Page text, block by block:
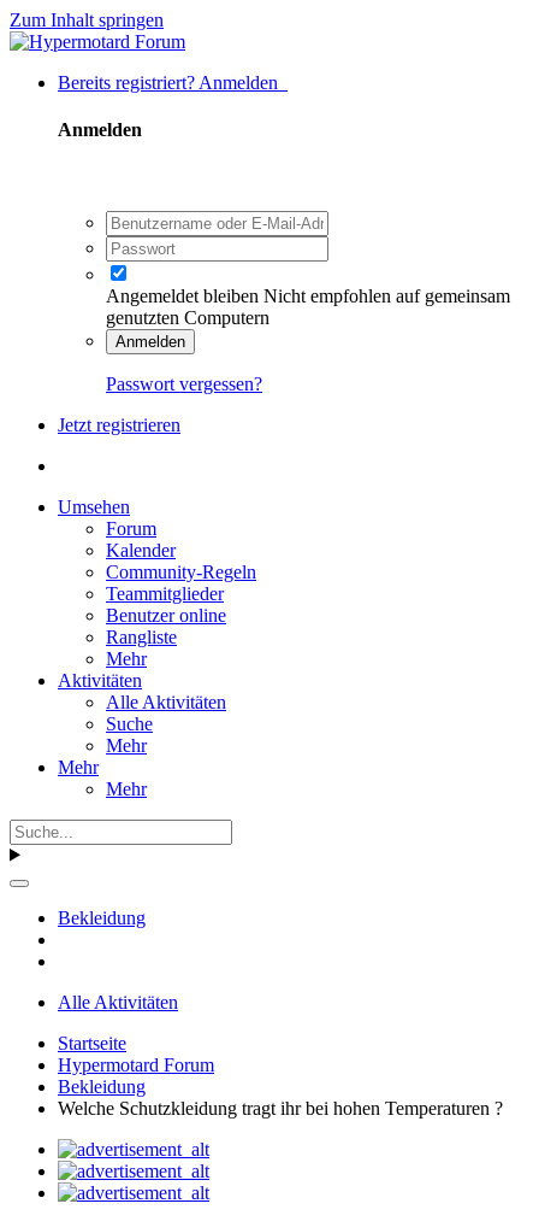
Zum Inhalt springen
Bereits registriert? Anmelden
Anmelden
Angemeldet bleiben Nicht empfohlen auf gemeinsam
genutzten Computern
Anmelden
Passwort vergessen?
Jetzt registrieren
Umsehen
Forum
Kalender
Community-Regeln
Teammitglieder
Benutzer online
Rangliste
Mehr
Aktivitäten
Alle Aktivitäten
Suche
Mehr
Mehr
Mehr
Bekleidung
Alle Aktivitäten
Startseite
Hypermotard Forum
Bekleidung
Welche Schutzkleidung tragt ihr bei hohen Temperaturen ?